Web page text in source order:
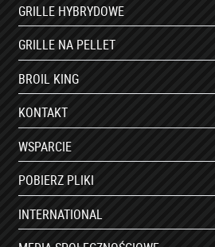
GRILLE HYBRYDOWE
GRILLE NA PELLET
BROIL KING
KONTAKT
WSPARCIE
POBIERZ PLIKI
INTERNATIONAL